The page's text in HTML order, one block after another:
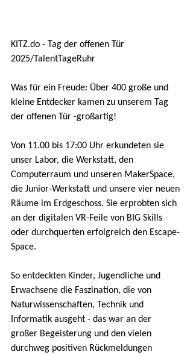
KITZ.do - Tag der offenen Tür
2025/TalentTageRuhr
Was für ein Freude: Über 400 große und
kleine Entdecker kamen zu unserem Tag
der offenen Tür -großartig!
Von 11.00 bis 17:00 Uhr erkundeten sie
unser Labor, die Werkstatt, den
Computerraum und unseren MakerSpace,
die Junior-Werkstatt und unsere vier neuen
Räume im Erdgeschoss. Sie erprobten sich
an der digitalen VR-Feile von BIG Skills
oder durchquerten erfolgreich den Escape-
Space.
So entdeckten Kinder, Jugendliche und
Erwachsene die Faszination, die von
Naturwissenschaften, Technik und
Informatik ausgeht - das war an der
großer Begeisterung und den vielen
durchweg positiven Rückmeldungen